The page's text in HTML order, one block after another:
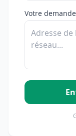
Votre demande